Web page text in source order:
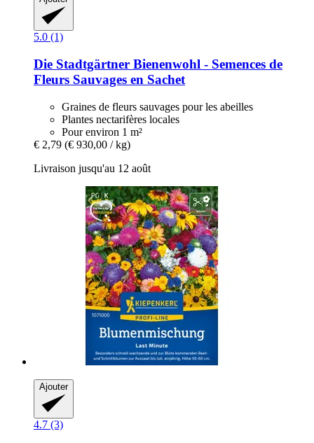
5.0 (1)
Die Stadtgärtner Bienenwohl -​ Semences de
Fleurs Sauvages en Sachet
Graines de fleurs sauvages pour les abeilles
Plantes nectarifères locales
Pour environ 1 m²
€ 2,79 (€ 930,00 / kg)
Livraison jusqu'au 12 août
Ajouter
4.7 (3)